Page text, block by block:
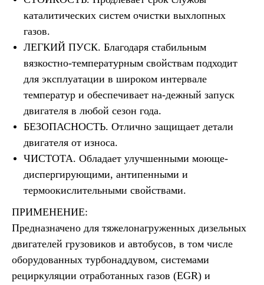
каталитических систем очистки выхлопных
газов.
ЛЕГКИЙ ПУСК. Благодаря стабильным
вязкостно-температурным свойствам подходит
для эксплуатации в широком интервале
температур и обеспечивает на-дежный запуск
двигателя в любой сезон года.
БЕЗОПАСНОСТЬ. Отлично защищает детали
двигателя от износа.
ЧИСТОТА. Обладает улучшенными моюще-
диспергирующими, антипенными и
термоокислительными свойствами.
ПРИМЕНЕНИЕ:
Предназначено для тяжелонагруженных дизельных
двигателей грузовиков и автобусов, в том числе
оборудованных турбонаддувом, системами
рециркуляции отработанных газов (EGR) и